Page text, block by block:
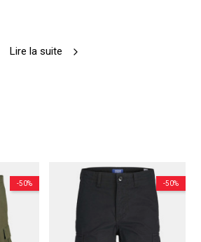
Lire la suite
-50% -50%